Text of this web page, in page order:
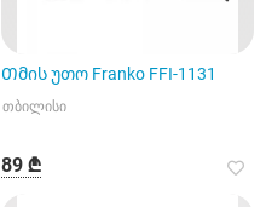
Თმის უთო Franko FFI-1131
თბილისი
89 ₾